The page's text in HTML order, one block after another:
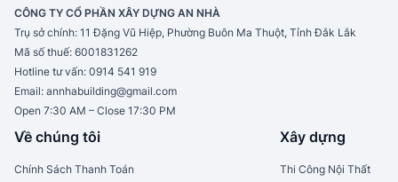
CÔNG TY CỔ PHẦN XÂY DỰNG AN NHÀ
Trụ sở chính: 11 Đặng Vũ Hiệp, Phường Buôn Ma Thuột, Tỉnh Đắk Lắk
Mã số thuế: 6001831262
Hotline tư vấn: 0914 541 919
Email: annhabuilding@gmail.com
Open 7:30 AM – Close 17:30 PM
Về chúng tôi
Chính Sách Thanh Toán
Xây dựng
Thi Công Nội Thất